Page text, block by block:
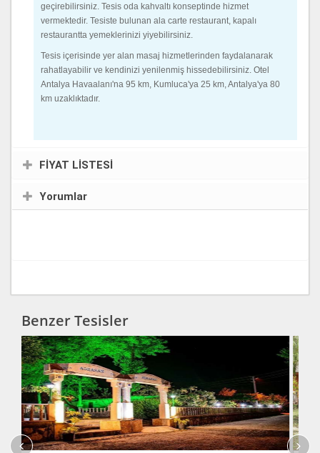
geçirebilirsiniz. Tesis oda kahvaltı konseptinde hizmet
vermektedir. Tesiste bulunan ala carte restaurant, kapalı
restaurantta yemeklerinizi yiyebilirsiniz.
Tesis içerisinde yer alan masaj hizmetlerinden faydalanarak
rahatlayabilir ve kendinizi yenilenmiş hissedebilirsiniz. Otel
Antalya Havaalanı'na 95 km, Kumluca'ya 25 km, Antalya'ya 80
km uzaklıktadır.
FİYAT LİSTESİ
Yorumlar
Benzer Tesisler